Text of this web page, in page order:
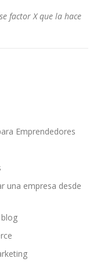
factor X que la hace
Emprendedores
una empresa desde